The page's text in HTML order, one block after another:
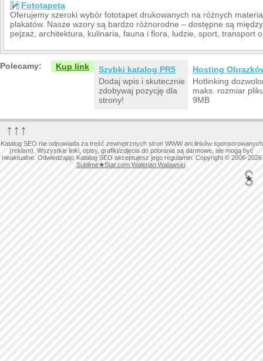
Fototapeta
Oferujemy szeroki wybór fototapet drukowanych na różnych
plakatów. Nasze wzory są bardzo różnorodne – dostępne są
pejzaż, architektura, kulinaria, fauna i flora, ludzie, sport, transport
Polecamy: Kup link
Szybki katalog PR5
Dodaj wpis i skutecznie
zdobywaj pozycję dla
strony!
Hosting
Hotlinking
maks. rozmiar
9MB
↑↑↑
Katalog SEO nie odpowiada za treść zewnętrznych stron WWW ani linków sponsorowanych
(reklam). Wszystkie linki, opisy, grafiki/zdjęcia do pobrania są darmowe, ale mogą być
nieaktualne. Odwiedzając Katalog SEO akceptujesz jego regulamin. Copyright © 2006-2026
Sublime★Star.com Walerian Walawski